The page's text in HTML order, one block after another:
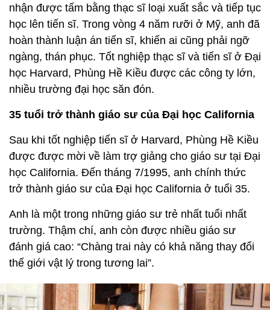
nhận được tấm bằng thạc sĩ loại xuất sắc và tiếp tục
học lên tiến sĩ. Trong vòng 4 năm rưỡi ở Mỹ, anh đã
hoàn thành luận án tiến sĩ, khiến ai cũng phải ngỡ
ngàng, thán phục. Tốt nghiệp thạc sĩ và tiến sĩ ở Đại
học Harvard, Phùng Hề Kiều được các công ty lớn,
nhiều trường đại học săn đón.
35 tuổi trở thành giáo sư của Đại học California
Sau khi tốt nghiệp tiến sĩ ở Harvard, Phùng Hề Kiều
được được mời về làm trợ giảng cho giáo sư tại Đại
học California. Đến tháng 7/1995, anh chính thức
trở thành giáo sư của Đại học California ở tuổi 35.
Anh là một trong những giáo sư trẻ nhất tuổi nhất
trường. Thậm chí, anh còn được nhiều giáo sư
đánh giá cao: “Chàng trai này có khả năng thay đổi
thế giới vật lý trong tương lai”.